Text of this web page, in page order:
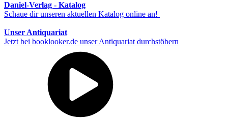
Daniel-Verlag - Katalog
Schaue dir unseren aktuellen Katalog online an!
Unser Antiquariat
Jetzt bei booklooker.de unser Antiquariat durchstöbern